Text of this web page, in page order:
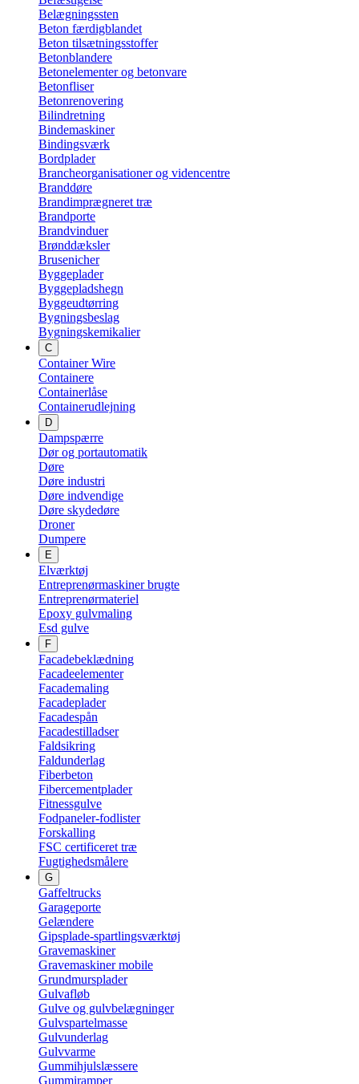
Belægningssten
Beton færdigblandet
Beton tilsætningsstoffer
Betonblandere
Betonelementer og betonvare
Betonfliser
Betonrenovering
Bilindretning
Bindemaskiner
Bindingsværk
Bordplader
Brancheorganisationer og videncentre
Branddøre
Brandimprægneret træ
Brandporte
Brandvinduer
Brønddæksler
Brusenicher
Byggeplader
Byggepladshegn
Byggeudtørring
Bygningsbeslag
Bygningskemikalier
C
Container Wire
Containere
Containerlåse
Containerudlejning
D
Dampspærre
Dør og portautomatik
Døre
Døre industri
Døre indvendige
Døre skydedøre
Droner
Dumpere
E
Elværktøj
Entreprenørmaskiner brugte
Entreprenørmateriel
Epoxy gulvmaling
Esd gulve
F
Facadebeklædning
Facadeelementer
Facademaling
Facadeplader
Facadespån
Facadestilladser
Faldsikring
Faldunderlag
Fiberbeton
Fibercementplader
Fitnessgulve
Fodpaneler-fodlister
Forskalling
FSC certificeret træ
Fugtighedsmålere
G
Gaffeltrucks
Garageporte
Gelændere
Gipsplade-spartlingsværktøj
Gravemaskiner
Gravemaskiner mobile
Grundmursplader
Gulvafløb
Gulve og gulvbelægninger
Gulvspartelmasse
Gulvunderlag
Gulvvarme
Gummihjulslæssere
Gummiramper